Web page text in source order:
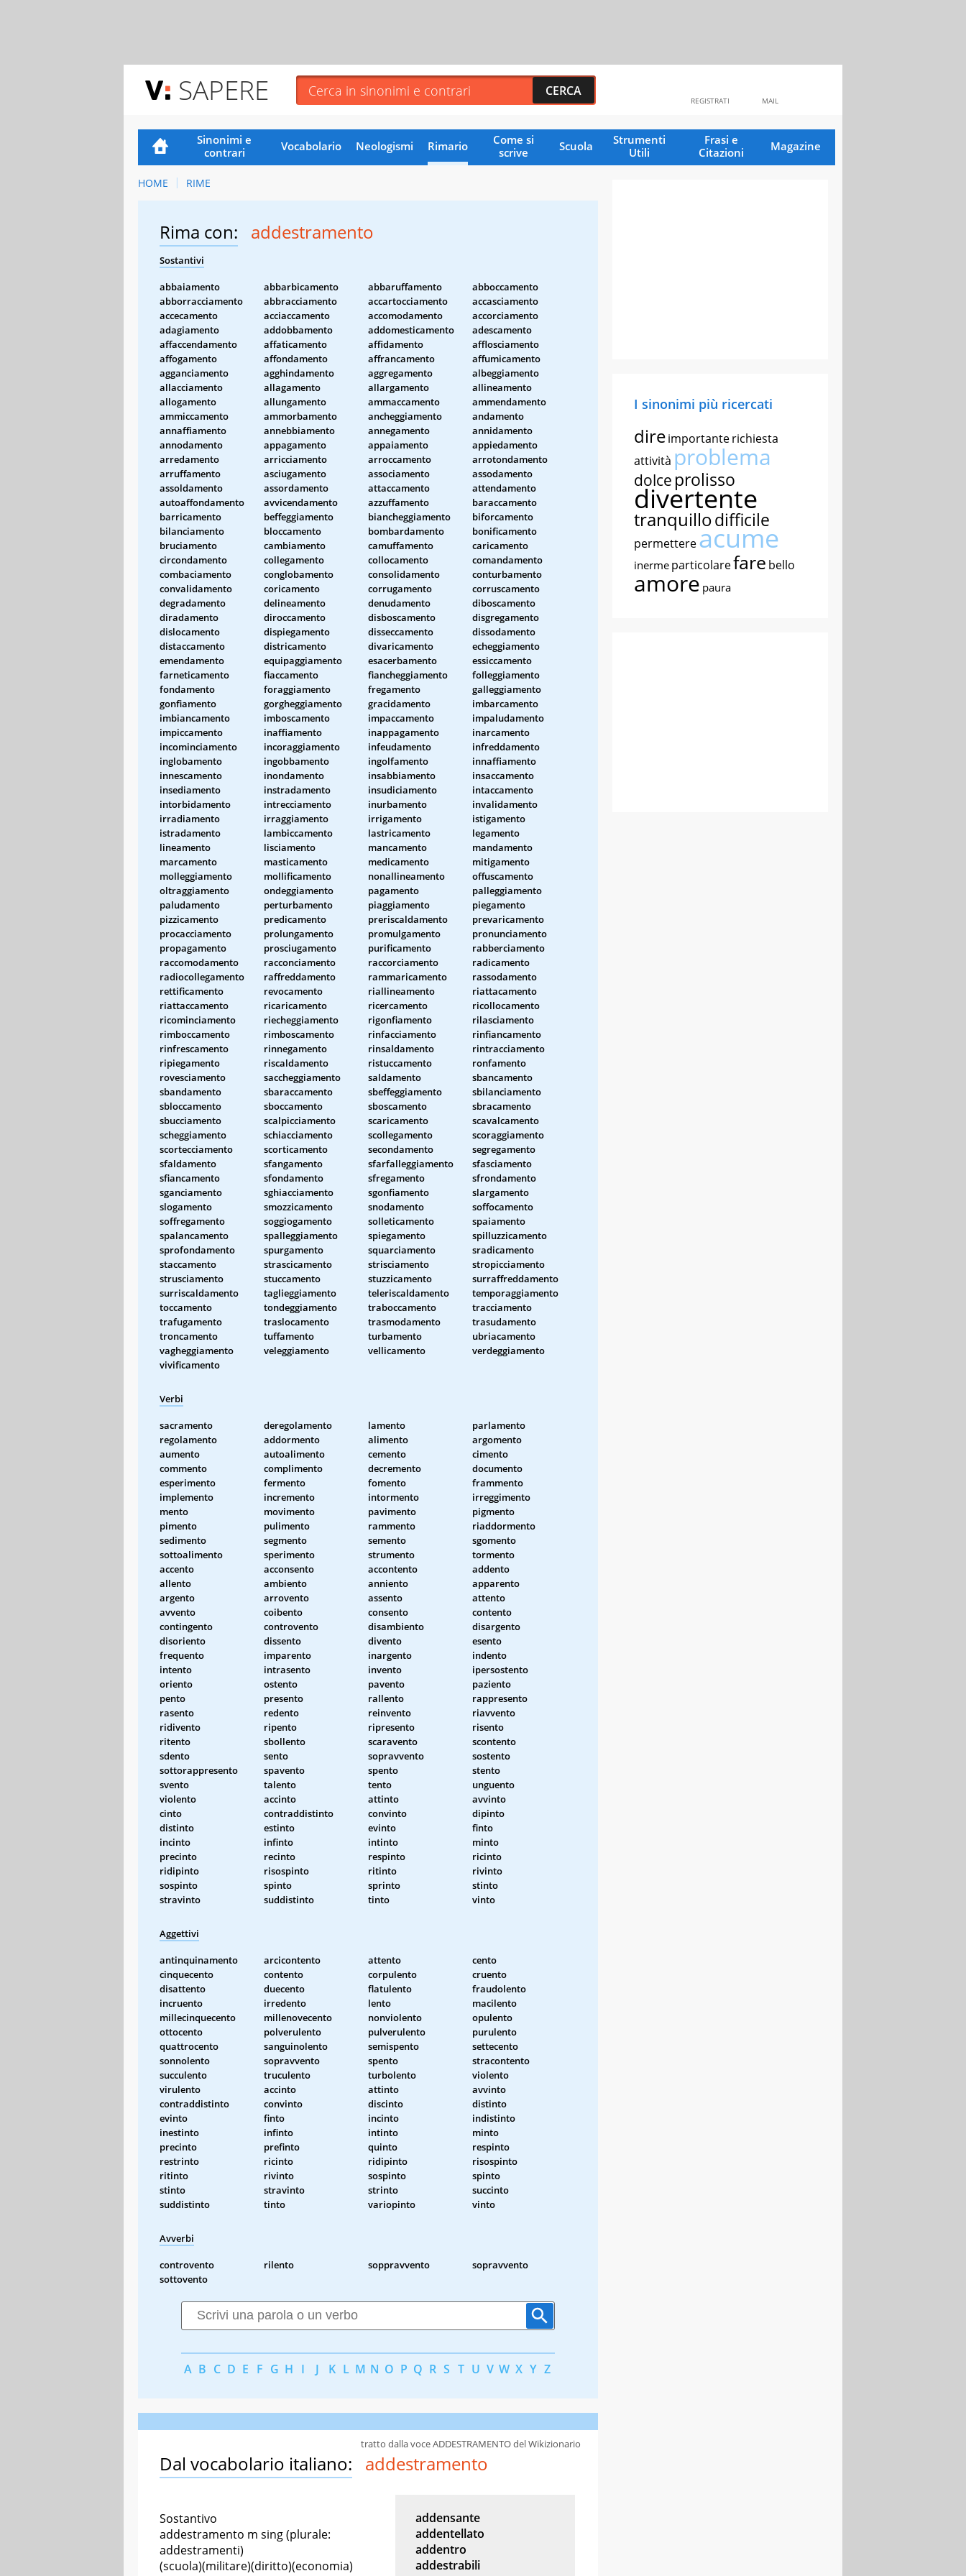
SAPERE MAIL
REGISTRATI
Sinonimi e
contrari
Vocabolario Neologismi Rimario
Come si
scrive
Scuola
Strumenti
Utili
Frasi e
Citazioni
Magazine
HOME RIME
Rima con: addestramento
Sostantivi
abbaiamento abbarbicamento abbaruffamento
abboccamento
abborracciamento
abbracciamento accartocciamento
accasciamento
accecamento
acciaccamento accomodamento
accorciamento
adagiamento
addobbamento addomesticamento
adescamento
affaccendamento
affaticamento affidamento
afflosciamento
affogamento
affondamento affrancamento
affumicamento
agganciamento
agghindamento aggregamento
albeggiamento
allacciamento
allagamento allargamento
allineamento
allogamento
allungamento ammaccamento
ammendamento
ammiccamento
ammorbamento ancheggiamento
andamento
annaffiamento
annebbiamento annegamento
annidamento
annodamento
appagamento appaiamento
appiedamento
arredamento
arricciamento arroccamento
arrotondamento
arruffamento
asciugamento associamento
assodamento
assoldamento
assordamento attaccamento
attendamento
autoaffondamento
avvicendamento azzuffamento
baraccamento
barricamento
beffeggiamento biancheggiamento
biforcamento
bilanciamento
bloccamento bombardamento
bonificamento
bruciamento
cambiamento camuffamento
caricamento
circondamento
collegamento collocamento
comandamento
combaciamento
conglobamento consolidamento
conturbamento
convalidamento
coricamento corrugamento
corruscamento
degradamento
delineamento denudamento
diboscamento
diradamento
diroccamento disboscamento
disgregamento
dislocamento
dispiegamento disseccamento
dissodamento
distaccamento
districamento divaricamento
echeggiamento
emendamento
equipaggiamento esacerbamento
essiccamento
farneticamento
fiaccamento fiancheggiamento
folleggiamento
fondamento
foraggiamento fregamento
galleggiamento
gonfiamento
gorgheggiamento gracidamento
imbarcamento
imbiancamento
imboscamento impaccamento
impaludamento
impiccamento
inaffiamento inappagamento
inarcamento
incominciamento
incoraggiamento infeudamento
infreddamento
inglobamento
ingobbamento ingolfamento
innaffiamento
innescamento
inondamento insabbiamento
insaccamento
insediamento
instradamento insudiciamento
intaccamento
intorbidamento
intrecciamento inurbamento
invalidamento
irradiamento
irraggiamento irrigamento
istigamento
istradamento
lambiccamento lastricamento
legamento
lineamento
lisciamento mancamento
mandamento
marcamento
masticamento medicamento
mitigamento
molleggiamento
mollificamento nonallineamento
offuscamento
oltraggiamento
ondeggiamento pagamento
palleggiamento
paludamento
perturbamento piaggiamento
piegamento
pizzicamento
predicamento preriscaldamento
prevaricamento
procacciamento
prolungamento promulgamento
pronunciamento
propagamento
prosciugamento purificamento
rabberciamento
raccomodamento
racconciamento raccorciamento
radicamento
radiocollegamento
raffreddamento rammaricamento
rassodamento
rettificamento
revocamento riallineamento
riattacamento
riattaccamento
ricaricamento ricercamento
ricollocamento
ricominciamento
riecheggiamento rigonfiamento
rilasciamento
rimboccamento
rimboscamento rinfacciamento
rinfiancamento
rinfrescamento
rinnegamento rinsaldamento
rintracciamento
ripiegamento
riscaldamento ristuccamento
ronfamento
rovesciamento
saccheggiamento saldamento
sbancamento
sbandamento
sbaraccamento sbeffeggiamento
sbilanciamento
sbloccamento
sboccamento sboscamento
sbracamento
sbucciamento
scalpicciamento scaricamento
scavalcamento
scheggiamento
schiacciamento scollegamento
scoraggiamento
scortecciamento
scorticamento secondamento
segregamento
sfaldamento
sfangamento sfarfalleggiamento
sfasciamento
sfiancamento
sfondamento sfregamento
sfrondamento
sganciamento
sghiacciamento sgonfiamento
slargamento
slogamento
smozzicamento snodamento
soffocamento
soffregamento
soggiogamento solleticamento
spaiamento
spalancamento
spalleggiamento spiegamento
spilluzzicamento
sprofondamento
spurgamento squarciamento
sradicamento
staccamento
strascicamento strisciamento
stropicciamento
strusciamento
stuccamento stuzzicamento
surraffreddamento
surriscaldamento
taglieggiamento teleriscaldamento
temporaggiamento
toccamento
tondeggiamento traboccamento
tracciamento
trafugamento
traslocamento trasmodamento
trasudamento
troncamento
tuffamento turbamento
ubriacamento
vagheggiamento
veleggiamento vellicamento
verdeggiamento
vivificamento
Verbi
sacramento deregolamento lamento
parlamento
regolamento
addormento alimento
argomento
aumento
autoalimento cemento
cimento
commento
complimento decremento
documento
esperimento
fermento fomento
frammento
implemento
incremento intormento
irreggimento
mento
movimento pavimento
pigmento
pimento
pulimento rammento
riaddormento
sedimento
segmento semento
sgomento
sottoalimento
sperimento strumento
tormento
accento
acconsento accontento
addento
allento
ambiento anniento
apparento
argento
arrovento assento
attento
avvento
coibento consento
contento
contingento
controvento disambiento
disargento
disoriento
dissento divento
esento
frequento
imparento inargento
indento
intento
intrasento invento
ipersostento
oriento
ostento pavento
paziento
pento
presento rallento
rappresento
rasento
redento reinvento
riavvento
ridivento
ripento ripresento
risento
ritento
sbollento scaravento
scontento
sdento
sento sopravvento
sostento
sottorappresento
spavento spento
stento
svento
talento tento
unguento
violento
accinto attinto
avvinto
cinto
contraddistinto convinto
dipinto
distinto
estinto evinto
finto
incinto
infinto intinto
minto
precinto
recinto respinto
ricinto
ridipinto
risospinto ritinto
rivinto
sospinto
spinto sprinto
stinto
stravinto
suddistinto tinto vinto
Aggettivi
antinquinamento arcicontento attento
cento
cinquecento
contento corpulento
cruento
disattento
duecento flatulento
fraudolento
incruento
irredento lento
macilento
millecinquecento
millenovecento nonviolento
opulento
ottocento
polverulento pulverulento
purulento
quattrocento
sanguinolento semispento
settecento
sonnolento
sopravvento spento
stracontento
succulento
truculento turbolento
violento
virulento
accinto attinto
avvinto
contraddistinto
convinto discinto
distinto
evinto
finto incinto
indistinto
inestinto
infinto intinto
minto
precinto
prefinto quinto
respinto
restrinto
ricinto ridipinto
risospinto
ritinto
rivinto sospinto
spinto
stinto
stravinto strinto
succinto
suddistinto
tinto variopinto vinto
Avverbi
controvento rilento soppravvento
sopravvento
sottovento
A B C D E F G H I J K L M N O P Q R S T U V W X Y Z
Dal vocabolario italiano: addestramento
tratto dalla voce ADDESTRAMENTO del Wikizionario
Sostantivo
addestramento m sing (plurale:
addestramenti)
(scuola)(militare)(diritto)(economia)
addensante
addentellato
addentro
addestrabili
I sinonimi più ricercati
direimportanterichiesta
attività problema
dolce prolisso
divertente
tranquillodifficile
permettereacume
inerme particolarefare bello
amore paura